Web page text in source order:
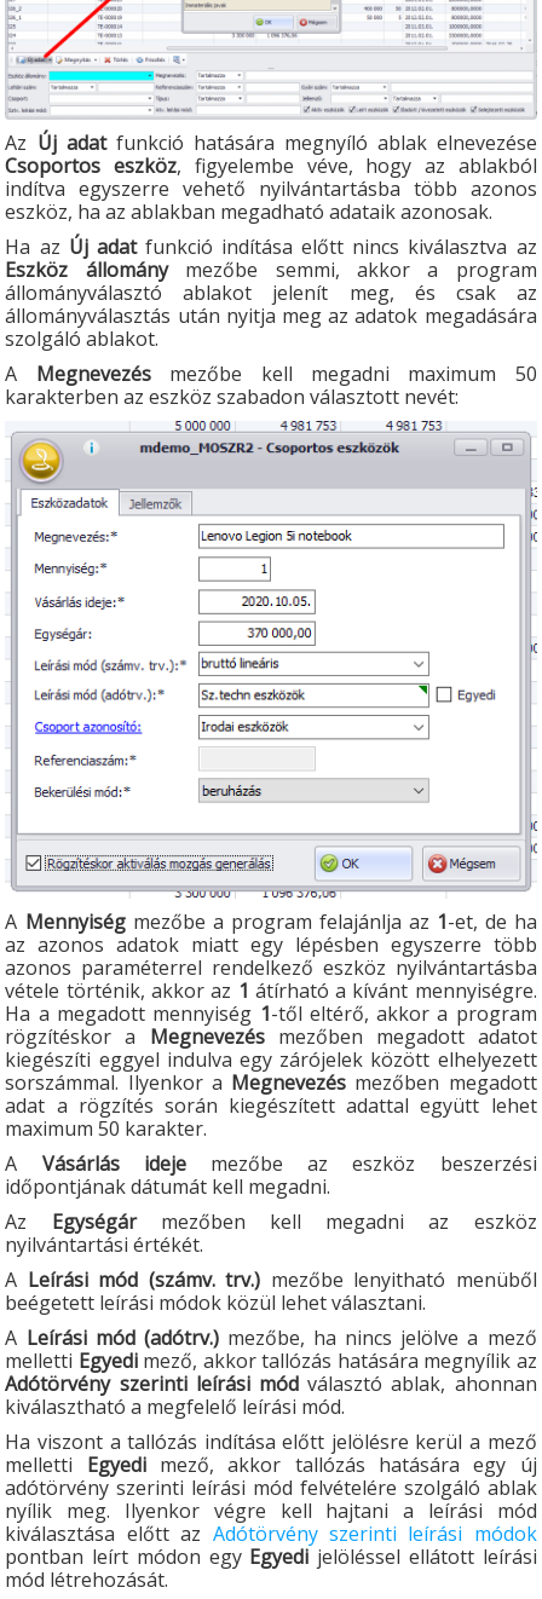
Az Új adatfunkció hatására megnyíló ablak elnevezése
Csoportos eszköz, figyelembe véve, hogy az ablakból
indítva egyszerre vehető nyilvántartásba több azonos
eszköz, ha az ablakban megadható adataik azonosak.
Ha az Új adatfunkció indítása előtt nincs kiválasztva az
Eszköz állománymezőbe semmi, akkor a program
állományválasztó ablakot jelenít meg, és csak az
állományválasztás után nyitja meg az adatok megadására
szolgáló ablakot.
A Megnevezésmezőbe kell megadni maximum 50
karakterben az eszköz szabadon választott nevét:
A Mennyiségmezőbe a program felajánlja az 1-et, de ha
az azonos adatok miatt egy lépésben egyszerre több
azonos paraméterrel rendelkező eszköz nyilvántartásba
vétele történik, akkor az 1 átírható a kívánt mennyiségre.
Ha a megadott mennyiség 1-től eltérő, akkor a program
rögzítéskor a Megnevezésmezőben megadott adatot
kiegészíti eggyel indulva egy zárójelek között elhelyezett
sorszámmal. Ilyenkor a Megnevezés mezőben megadott
adat a rögzítés során kiegészített adattal együtt lehet
maximum 50 karakter.
A Vásárlás idejemezőbe az eszköz beszerzési
időpontjának dátumát kell megadni.
Az Egységármezőben kell megadni az eszköz
nyilvántartási értékét.
A Leírási mód (számv. trv.) mezőbe lenyitható menüből
beégetett leírási módok közül lehet választani.
A Leírási mód (adótrv.)mezőbe, ha nincs jelölve a mező
melletti Egyedimező, akkor tallózás hatására megnyílik az
Adótörvény szerinti leírási mód választó ablak, ahonnan
kiválasztható a megfelelő leírási mód.
Ha viszont a tallózás indítása előtt jelölésre kerül a mező
melletti Egyedimező, akkor tallózás hatására egy új
adótörvény szerinti leírási mód felvételére szolgáló ablak
nyílik meg. Ilyenkor végre kell hajtani a leírási mód
kiválasztása előtt az Adótörvény szerinti leírási módok
pontban leírt módon egy Egyedi jelöléssel ellátott leírási
mód létrehozását.